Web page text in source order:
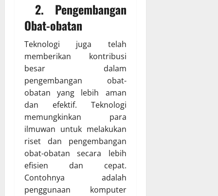
2. Pengembangan
Obat-obatan
Teknologi juga telah
memberikan kontribusi
besar dalam
pengembangan obat-
obatan yang lebih aman
dan efektif. Teknologi
memungkinkan para
ilmuwan untuk melakukan
riset dan pengembangan
obat-obatan secara lebih
efisien dan cepat.
Contohnya adalah
penggunaan komputer